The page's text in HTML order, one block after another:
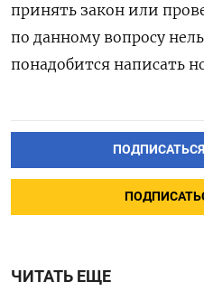
принять закон или
по данному вопросу
понадобится написать
ЧИТАТЬ ЕЩЕ